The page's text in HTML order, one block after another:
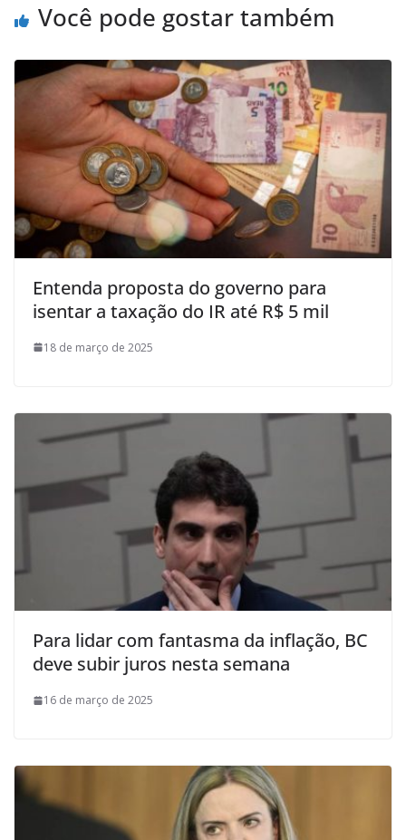
Você pode gostar também
Entenda proposta do governo para
isentar a taxação do IR até R$ 5 mil
18 de março de 2025
Para lidar com fantasma da inflação, BC
deve subir juros nesta semana
16 de março de 2025